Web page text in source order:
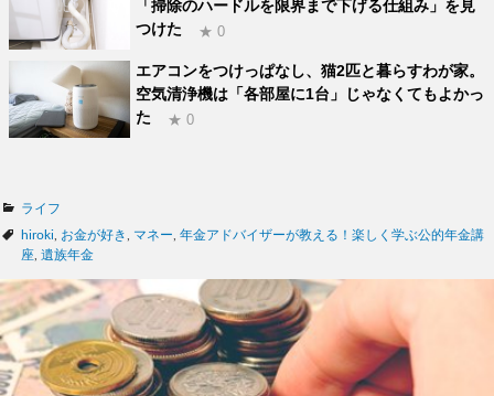
「掃除のハードルを限界まで下げる仕組み」を見
つけた
★ 0
エアコンをつけっぱなし、猫2匹と暮らすわが家。
空気清浄機は「各部屋に1台」じゃなくてもよかっ
た
★ 0
カ
テ
ゴ
ー
ライフ
タ
グ
hiroki お金が好き マネー 年金アドバイザーが教える！楽しく学ぶ公的年金講
座 遺族年金